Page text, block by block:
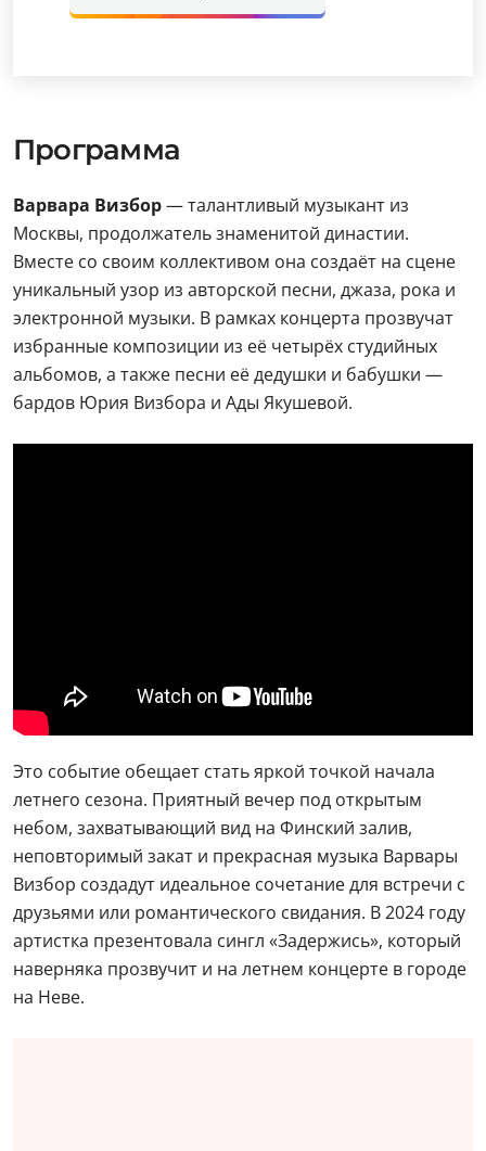
Программа
Варвара Визбор— талантливый музыкант из
Москвы, продолжатель знаменитой династии.
Вместе со своим коллективом она создаёт на сцене
уникальный узор из авторской песни, джаза, рока и
электронной музыки. В рамках концерта прозвучат
избранные композиции из её четырёх студийных
альбомов, а также песни её дедушки и бабушки —
бардов Юрия Визбора и Ады Якушевой.
Это событие обещает стать яркой точкой начала
летнего сезона. Приятный вечер под открытым
небом, захватывающий вид на Финский залив,
неповторимый закат и прекрасная музыка Варвары
Визбор создадут идеальное сочетание для встречи с
друзьями или романтического свидания. В 2024 году
артистка презентовала сингл «Задержись», который
наверняка прозвучит и на летнем концерте в городе
на Неве.